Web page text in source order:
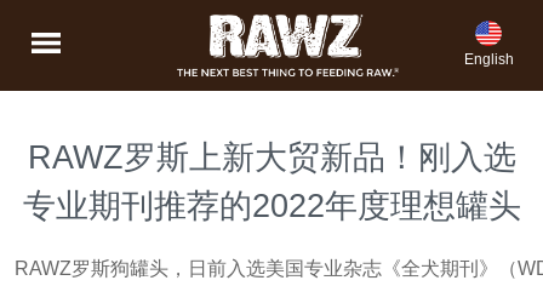
English
RAWZ罗斯上新大贸新品！刚入选
专业期刊推荐的2022年度理想罐头
RAWZ罗斯狗罐头，日前入选美国专业杂志《全犬期刊》（